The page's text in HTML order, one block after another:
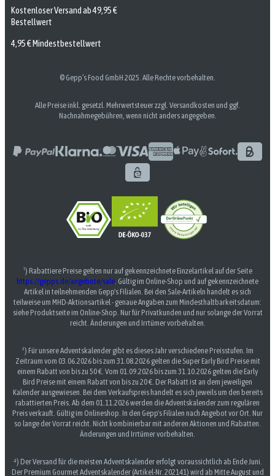
Kostenloser Versand ab 49,95 €
Bestellwert
4,95 € Mindestbestellwert
© Gepp’s Food GmbH 2025. Alle Rechte vorbehalten.
Alle Preise inkl. gesetzl. Mehrwertsteuer zzgl. Versandkosten und ggf.
Nachnahmegebühren, wenn nicht anders angegeben.
¹) Rabattiere Preise gelten nur auf gekennzeichnete Einzelartikel auf der Seite
https://gepps.de/angebote/sale. Gültig im Online-Shop und auf gekennzeichnete
Artikel in teilnehmenden Gepp's Filialen. Bei den Sale-Artikeln handelt es sich
teilweise um MHD-Aktionsartikel - genaue Angaben zum Mindesthaltbarkeitsdatum:
siehe Produktseite im Online-Shop. Nur für Privatkunden und nur solange der Vorrat
reicht. Änderungen und Irrtümer vorbehalten.
³) Für unsere Adventskalender gibt es dieses Jahr verschiedene Preisstufen. Im
Zeitraum vom 03.06.2026 bis zum 31.08.2026 gelten die Super Early Bird Preise mit
einem Rabatt von bis zu 50 €. Vom 01.09.2026 bis zum 31.10.2026 gelten die Early
Bird Preise mit einem Rabatt von bis zu 20 €. Der Rabatt ist an dem jeweiligen
Kalender ausgewiesen. Bei dem Verkaufspreis handelt es sich jeweils um den bereits
rabattierten Preis. Ab dem 01.11.2026 werden die Adventskalender zum regulären
Preis verkauft. Gültig im Onlineshop. In den Gepp's Filialen nach Angebot vor Ort. Nur
so lange der Vorrat reicht. Nicht kombinierbar mit anderen Aktionen und Rabatten.
Änderungen und Irrtümer vorbehalten.
⁴) Der Versand für die meisten Adventskalender erfolgt voraussichtlich ab Ende Juni.
Der Premium Gourmet Adventskalender (Artikel-Nr. 202141) wird ab Mitte August und